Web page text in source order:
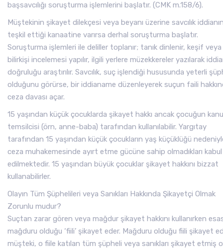
başsavcılığı soruşturma işlemlerini başlatır. (CMK m.158/6).
Müştekinin şikayet dilekçesi veya beyanı üzerine savcılık
teşkil ettiği kanaatine varırsa derhal soruşturma başlatır.
Soruşturma işlemleri ile deliller toplanır; tanık dinlenir, keşif veya
bilirkişi incelemesi yapılır, ilgili yerlere müzekkereler yazılarak
doğruluğu araştırılır. Savcılık, suç işlendiği hususunda yeterli
olduğunu görürse, bir iddianame düzenleyerek suçun faili
ceza davası açar.
15 yaşından küçük çocuklarda şikayet hakkı ancak çocuğun
temsilcisi (örn, anne-baba) tarafından kullanılabilir. Yargıtay
tarafından 15 yaşından küçük çocukların yaş küçüklüğü
ceza muhakemesinde ayırt etme gücüne sahip olmadıkları kabul
edilmektedir. 15 yaşından büyük çocuklar şikayet hakkını bizzat
kullanabilirler.
Olayın Tüm Şüphelileri veya Sanıkları Hakkında Şikayetçi Olmak
Zorunlu mudur?
Suçtan zarar gören veya mağdur şikayet hakkını kullanırken
mağduru olduğu ‘fiili’ şikayet eder. Mağduru olduğu fiili şikayet
müşteki, o fiile katılan tüm şüpheli veya sanıkları şikayet etmiş